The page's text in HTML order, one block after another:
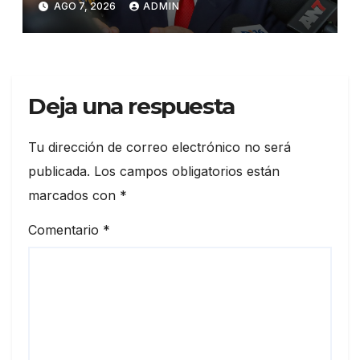
AGO 7, 2026 ADMIN
Deja una respuesta
Tu dirección de correo electrónico no será
publicada. Los campos obligatorios están
marcados con *
Comentario *